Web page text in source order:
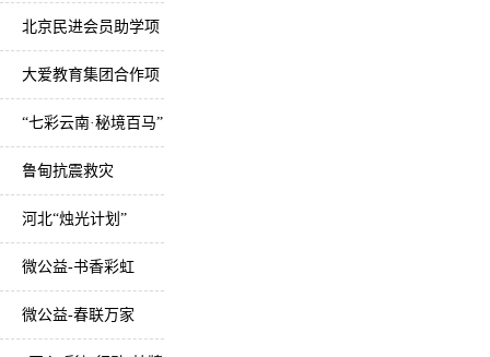
北京民进会员助学项
目
大爱教育集团合作项
目
“七彩云南·秘境百马”
美丽乡村马拉松项目
鲁甸抗震救灾
河北“烛光计划”
微公益-书香彩虹
微公益-春联万家